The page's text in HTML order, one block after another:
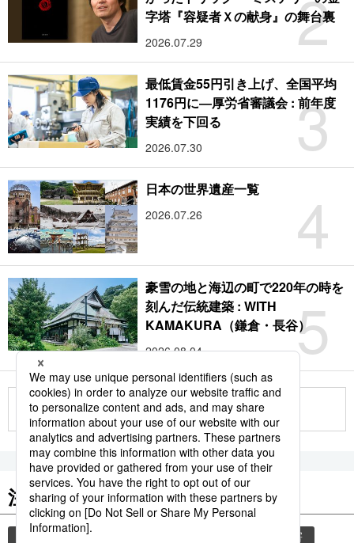
2
字塔『容疑者Ｘの献身』の舞台裏
2026.07.29
3
最低賃金55円引き上げ、全国平均
1176円に―厚労省審議会 : 前年度
実績を下回る
2026.07.30
4
日本の世界遺産一覧
2026.07.26
5
豪雪の地と海辺の町で220年の時を
刻んだ伝統建築 : WITH
KAMAKURA（鎌倉・長谷）
2026.08.04
もっと見る
注目のキーワード
共同通信ニュース 災害